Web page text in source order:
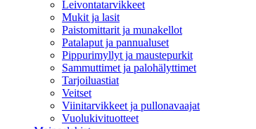
Leivontatarvikkeet
Mukit ja lasit
Paistomittarit ja munakellot
Patalaput ja pannualuset
Pippurimyllyt ja maustepurkit
Sammuttimet ja palohälyttimet
Tarjoiluastiat
Veitset
Viinitarvikkeet ja pullonavaajat
Vuolukivituotteet